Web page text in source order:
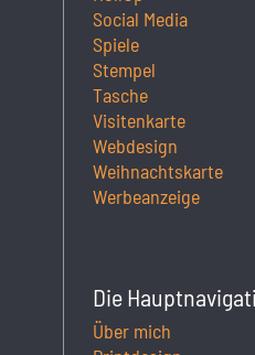
Social Media
Spiele
Stempel
Tasche
Visitenkarte
Webdesign
Weihnachtskarte
Werbeanzeige
Die
Über mich